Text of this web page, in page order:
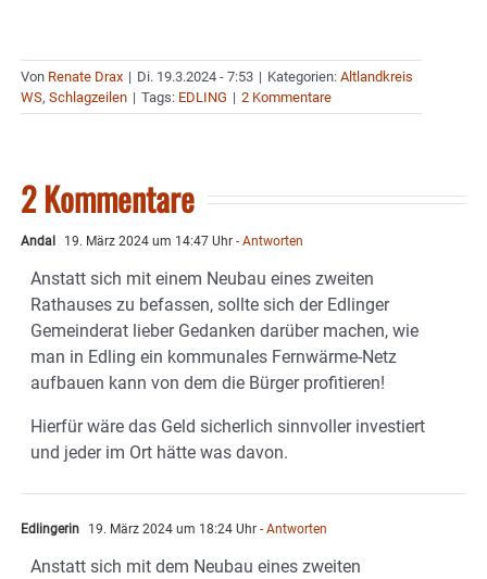
Von Renate Drax | Di. 19.3.2024 - 7:53 | Kategorien: Altlandkreis
WS, Schlagzeilen | Tags: EDLING | 2 Kommentare
2 Kommentare
Andal 19. März 2024 um 14:47 Uhr - Antworten
Anstatt sich mit einem Neubau eines zweiten
Rathauses zu befassen, sollte sich der Edlinger
Gemeinderat lieber Gedanken darüber machen, wie
man in Edling ein kommunales Fernwärme-Netz
aufbauen kann von dem die Bürger profitieren!
Hierfür wäre das Geld sicherlich sinnvoller investiert
und jeder im Ort hätte was davon.
Edlingerin 19. März 2024 um 18:24 Uhr - Antworten
Anstatt sich mit dem Neubau eines zweiten